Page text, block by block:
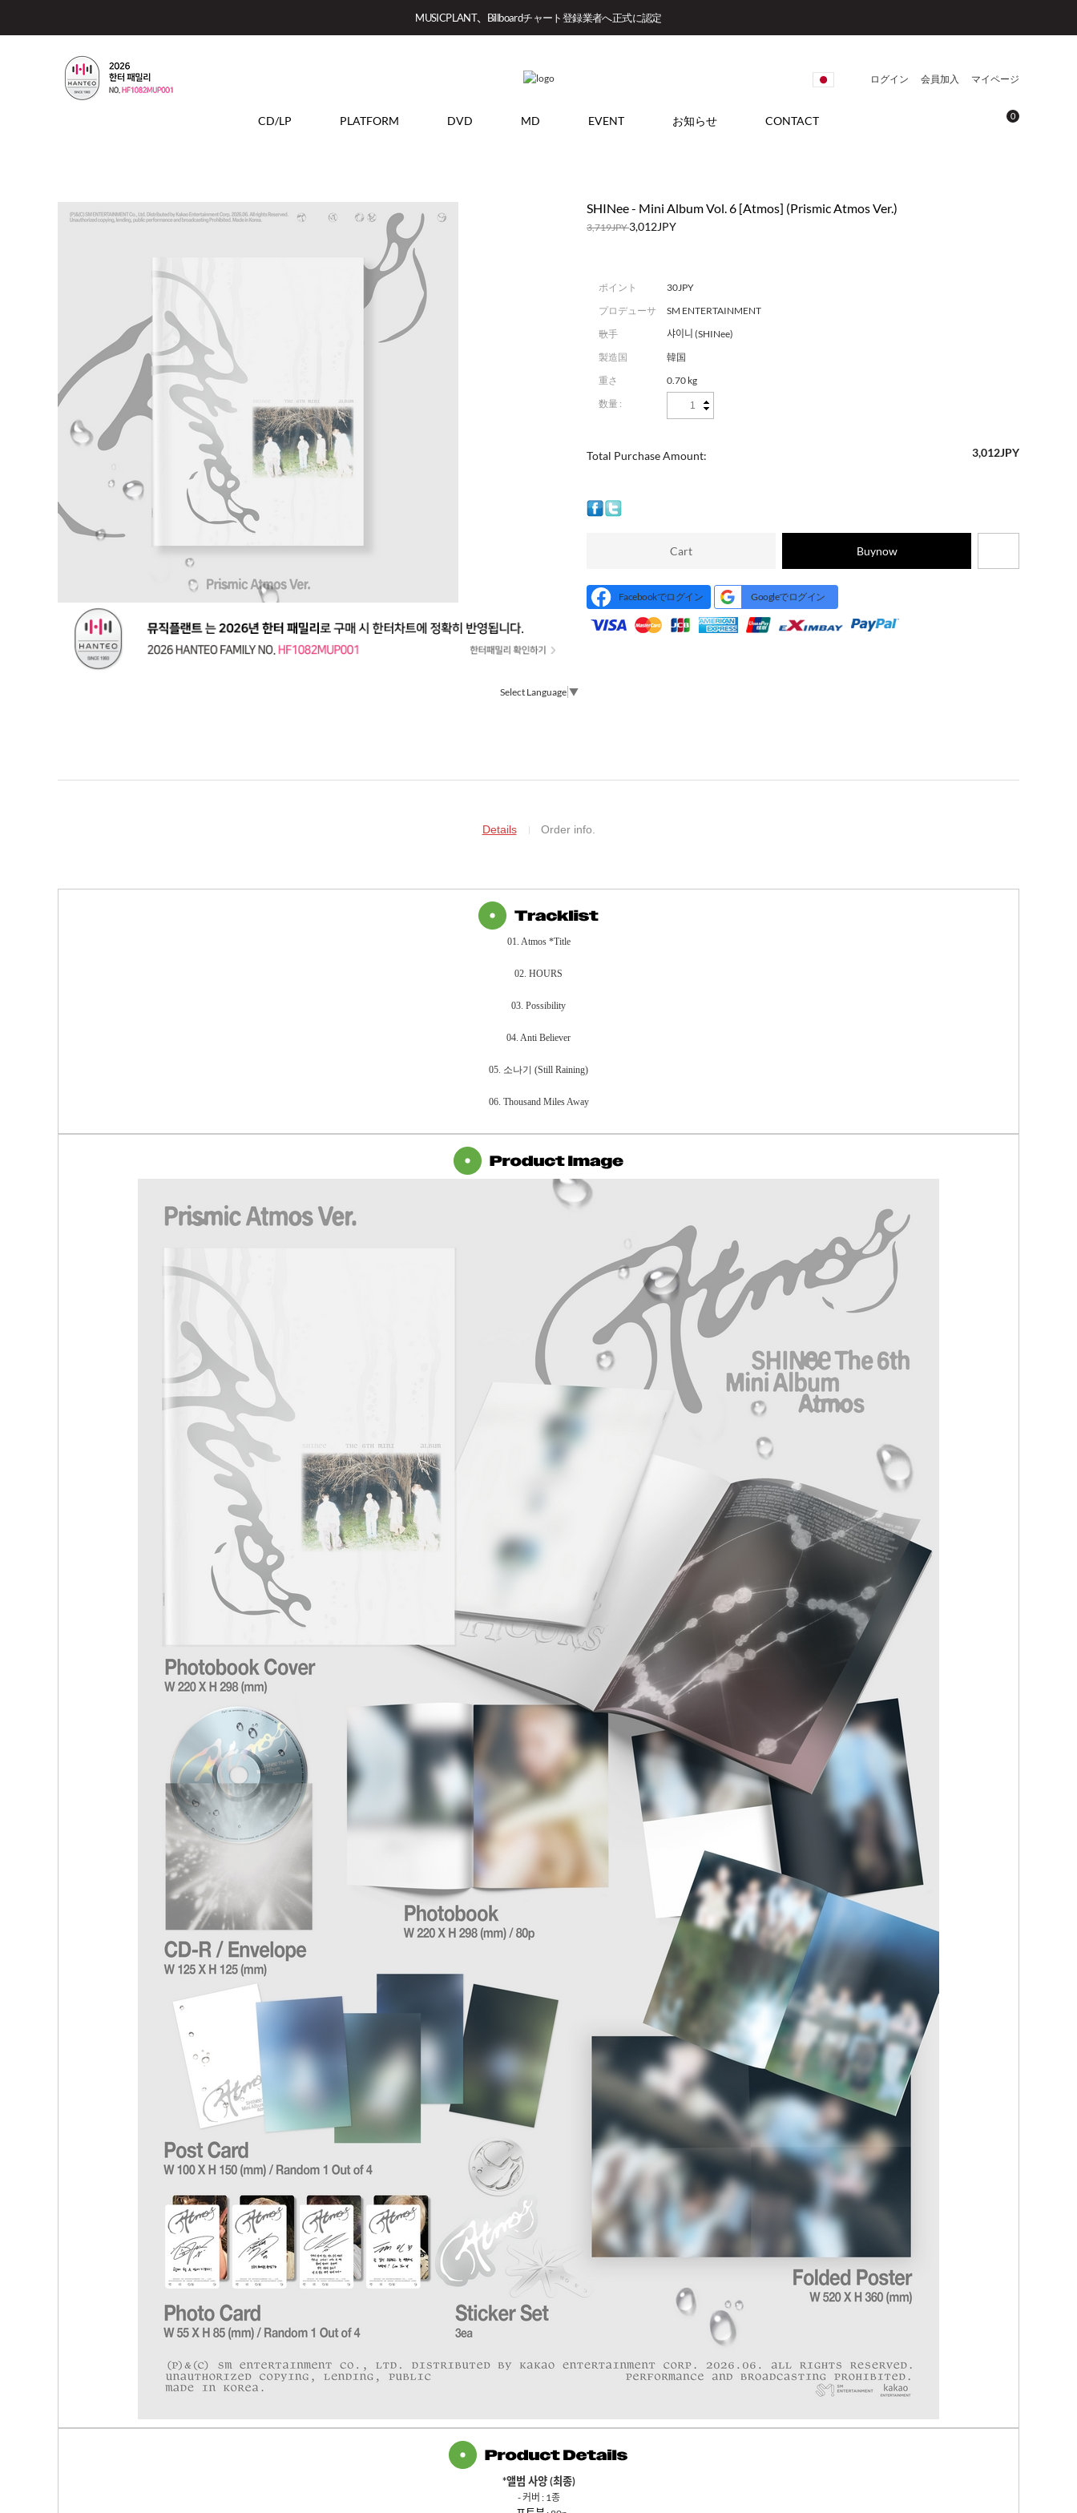
MUSICPLANT、Billboardチャート登録業者へ正式に認定
ログイン 会員加入 マイページ
CD/LP PLATFORM DVD MD EVENT お知らせ CONTACT 0
SHINee - Mini Album Vol. 6 [Atmos] (Prismic Atmos Ver.)
3,719JPY3,012JPY
ポイント
30JPY
プロデューサ
ー
SM ENTERTAINMENT
歌手
샤이니 (SHINee)
製造国
韓国
重さ
0.70 kg
数量 :
Total Purchase Amount: 3,012JPY
Cart Buynow
Facebookでログイン Googleでログイン
Select Language ▼
Details Order info.
01. Atmos *Title
02. HOURS
03. Possibility
04. Anti Believer
05. 소나기 (Still Raining)
06. Thousand Miles Away
*앨범 사양(최종)
-커버 : 1종